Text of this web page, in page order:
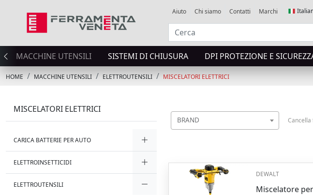
Aiuto Chi siamo Contatti Marchi
MACCHINE UTENSILI SISTEMI DI CHIUSURA DPI PROTEZIONE E
HOME MACCHINE UTENSILI ELETTROUTENSILI MISCELATORI ELETTRICI
MISCELATORI ELETTRICI
CARICA BATTERIE PER AUTO
ELETTROINSETTICIDI
ELETTROUTENSILI
BRAND Cancella
DEWALT
Miscelatore